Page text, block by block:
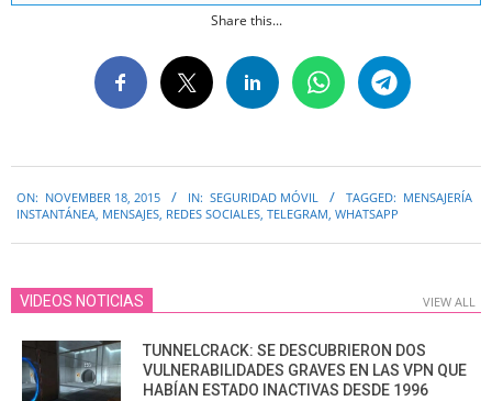
Share this...
11-
ON: NOVEMBER 18, 2015 IN: SEGURIDAD MÓVIL TAGGED: MENSAJERÍA
INSTANTÁNEA MENSAJES REDES SOCIALES TELEGRAM WHATSAPP
VIDEOS NOTICIAS VIEW ALL
TUNNELCRACK: SE DESCUBRIERON DOS
VULNERABILIDADES GRAVES EN LAS VPN QUE
HABÍAN ESTADO INACTIVAS DESDE 1996